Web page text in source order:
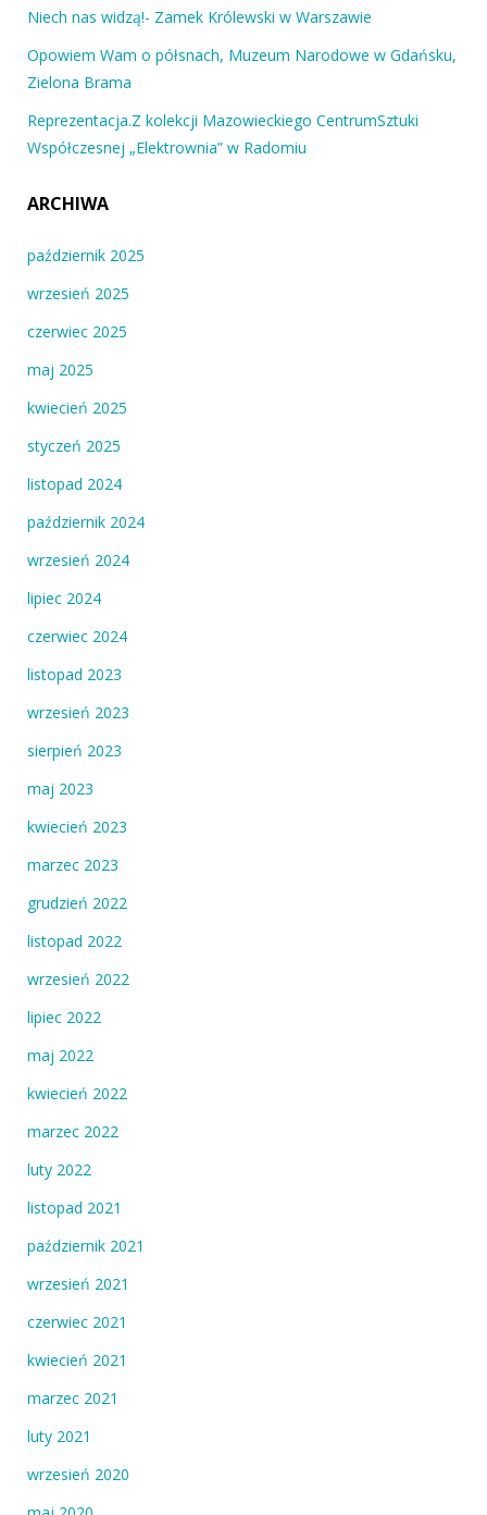
Niech nas widzą!- Zamek Królewski w Warszawie
Opowiem Wam o półsnach, Muzeum Narodowe w Gdańsku,
Zielona Brama
Reprezentacja.Z kolekcji Mazowieckiego CentrumSztuki
Współczesnej „Elektrownia” w Radomiu
ARCHIWA
październik 2025
wrzesień 2025
czerwiec 2025
maj 2025
kwiecień 2025
styczeń 2025
listopad 2024
październik 2024
wrzesień 2024
lipiec 2024
czerwiec 2024
listopad 2023
wrzesień 2023
sierpień 2023
maj 2023
kwiecień 2023
marzec 2023
grudzień 2022
listopad 2022
wrzesień 2022
lipiec 2022
maj 2022
kwiecień 2022
marzec 2022
luty 2022
listopad 2021
październik 2021
wrzesień 2021
czerwiec 2021
kwiecień 2021
marzec 2021
luty 2021
wrzesień 2020